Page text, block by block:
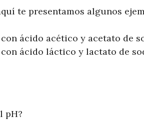
te presentamos algunos
ácido acético y acetato de
ácido láctico y lactato de
pH?